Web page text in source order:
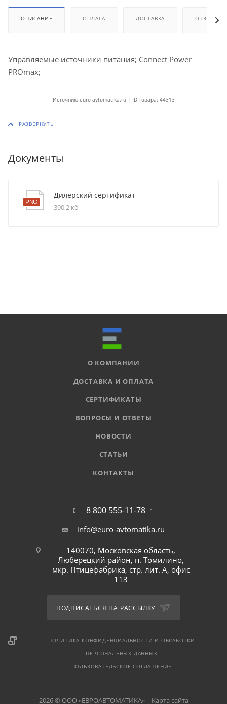
ОПИСАНИЕ ОПЛАТА ДОСТАВКА ОТЗЫВЫ
Управляемые источники питания; Connect Power
PROmax;
Источник: euro-avtomatika.ru | ID товара: 44313
Документы
Дилерский сертификат
390,2 кб
О КОМПАНИИ
ДОСТАВКА И ОПЛАТА
СЕРТИФИКАТЫ
ВОПРОСЫ И ОТВЕТЫ
НОВОСТИ
СТАТЬИ
КОНТАКТЫ
8 800 555-11-78
info@euro-avtomatika.ru
140070, Московская область,
Люберецкий район, п. Томилино,
мкр. Птицефабрика, стр. лит. А, офис
113
ПОДПИСАТЬСЯ НА РАССЫЛКУ
ПОЛИТИКА КОНФИДЕНЦИАЛЬНОСТИ И ОБРАБОТКИ
ПЕРСОНАЛЬНЫХ ДАННЫХ
ПОЛЬЗОВАТЕЛЬСКОЕ СОГЛАШЕНИЕ
2026 © ООО «ЕВРОАВТОМАТИКА» | Карта сайта